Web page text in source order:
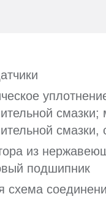
смазки,
из
подшипник
схема